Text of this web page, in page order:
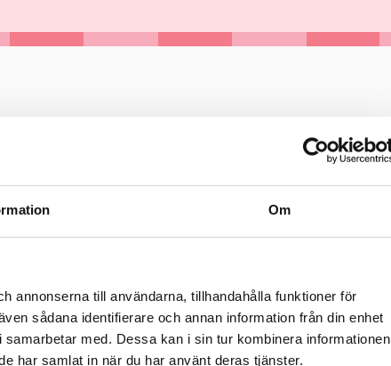
Om
annonserna till användarna, tillhandahålla funktioner för
sådana identifierare och annan information från din enhet
med. Dessa kan i sin tur kombinera informationen
har samlat in när du har använt deras tjänster.
14, sö stängt.